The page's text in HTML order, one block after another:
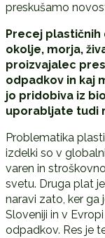
preskušamo
Precej
okolje, morja,
proizvajalec
odpadkov in kaj
jo pridobiva iz
uporabljate tudi
Problematika
izdelki so v
varen in
svetu. Druga plat
naravi zato, ker ga
Sloveniji in v
odpadkov. Res je